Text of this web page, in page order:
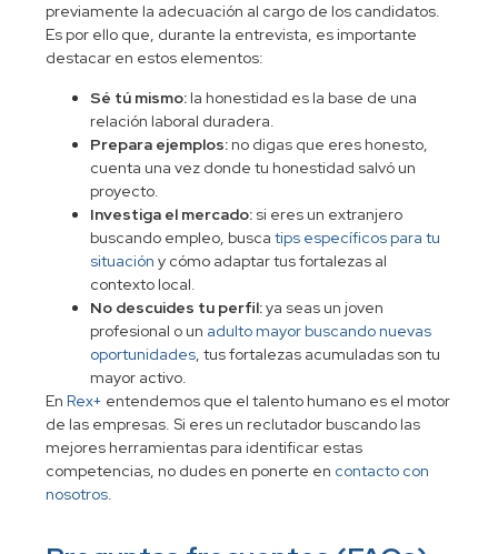
previamente la adecuación al cargo de los candidatos.
Es por ello que, durante la entrevista, es importante
destacar en estos elementos:
Sé tú mismo: la honestidad es la base de una
relación laboral duradera.
Prepara ejemplos: no digas que eres honesto,
cuenta una vez donde tu honestidad salvó un
proyecto.
Investiga el mercado: si eres un extranjero
buscando empleo, buscatips específicos para tu
situación y cómo adaptar tus fortalezas al
contexto local.
No descuides tu perfil:ya seas un joven
profesional o un adulto mayor buscando nuevas
oportunidades, tus fortalezas acumuladas son tu
mayor activo.
En Rex+ entendemos que el talento humano es el motor
de las empresas. Si eres un reclutador buscando las
mejores herramientas para identificar estas
competencias, no dudes en ponerte en contacto con
nosotros.